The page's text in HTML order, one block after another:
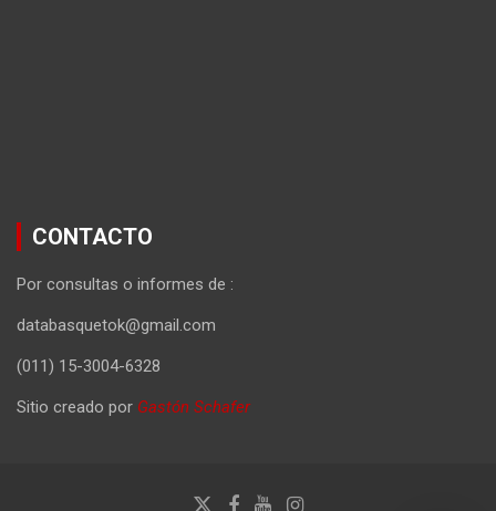
CONTACTO
Por consultas o informes de :
databasquetok@gmail.com
(011) 15-3004-6328
Sitio creado por Gastón Schafer